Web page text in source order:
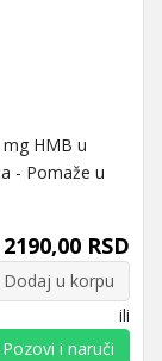
mg HMB u
- Pomaže u
2190,00 RSD
Dodaj u korpu
ili
Pozovi i naruči